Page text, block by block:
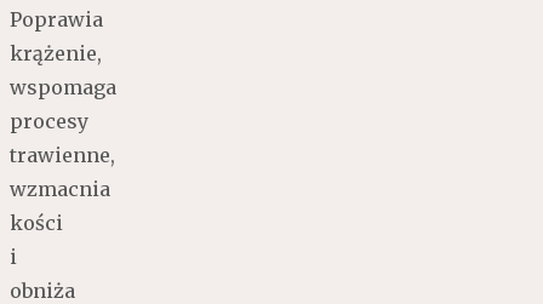
Poprawia
krążenie,
wspomaga
procesy
trawienne,
wzmacnia
kości
i
obniża